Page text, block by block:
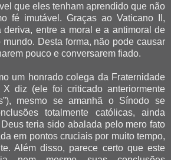
que eles tenham aprendido que não
fé imutável. Graças ao Vaticano II,
deriva, entre a moral e a antimoral de
Desta forma, não pode causar
pouco e conversarem fiado.
um honrado colega da Fraternidade
diz (ele foi criticado anteriormente
mesmo se amanhã o Sínodo se
totalmente católicas, ainda
teria sido abalada pelo mero fato
em pontos cruciais por muito tempo,
Além disso, parece certo que este